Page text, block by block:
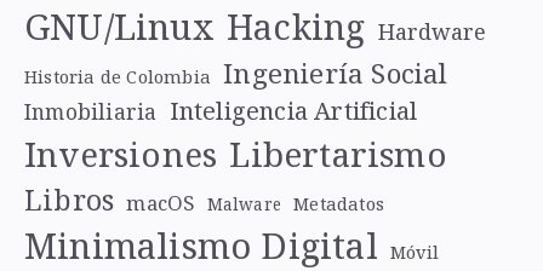
GNU/Linux Hacking Hardware
Historia de Colombia Ingeniería Social
Inmobiliaria Inteligencia Artificial
Inversiones Libertarismo
Libros macOS Malware Metadatos
Minimalismo Digital Móvil